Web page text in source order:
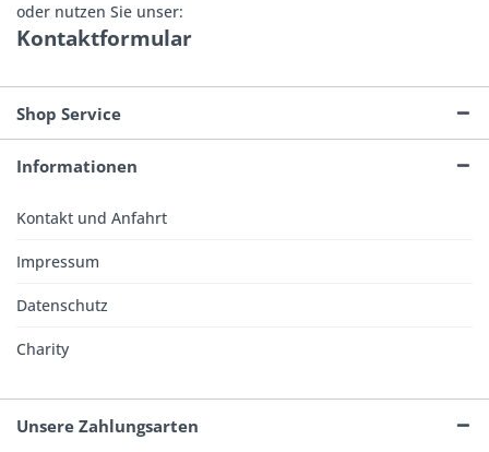
oder nutzen Sie unser:
Kontaktformular
Shop Service
Informationen
Kontakt und Anfahrt
Impressum
Datenschutz
Charity
Unsere Zahlungsarten